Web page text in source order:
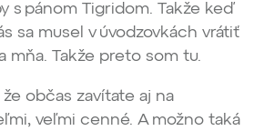
s pánom Tigridom. Takže keď
sa musel v úvodzovkách vrátiť
Takže preto som tu.
občas zavítate aj na
veľmi cenné. A možno taká